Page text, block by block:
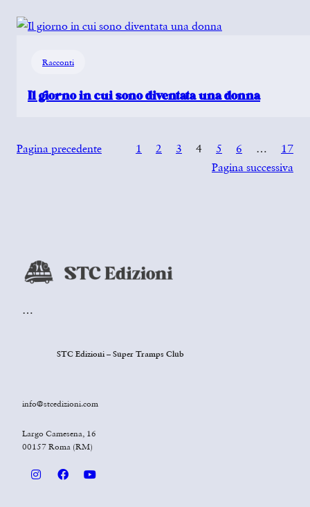
Racconti
Il giorno in cui sono diventata una donna
Pagina precedente 1 2 3 4 5 6 …
17
Pagina successiva
…
STC Edizioni – Super Tramps Club
info@stcedizioni.com
Largo Camesena, 16
00157 Roma (RM)